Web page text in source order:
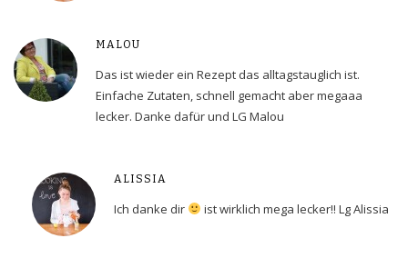
MALOU
Das ist wieder ein Rezept das alltagstauglich ist.
Einfache Zutaten, schnell gemacht aber megaaa
lecker. Danke dafür und LG Malou
ALISSIA
Ich danke dir ist wirklich mega lecker!! Lg Alissia